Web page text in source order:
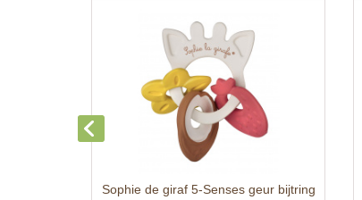
Sophie de giraf 5-Senses geur bijtring